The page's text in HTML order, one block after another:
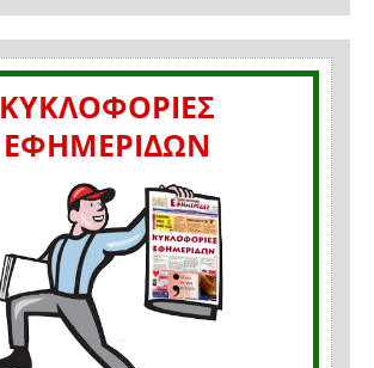
ΚΥΚΛΟΦΟΡΙΕΣ
ΕΦΗΜΕΡΙΔΩΝ